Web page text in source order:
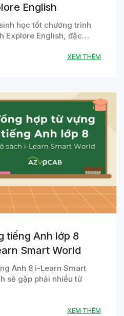
English
học tốt chương trình
Explore English, đặc…
XEM THÊM
tiếng Anh lớp 8
Smart World
Anh 8 i-Learn Smart
sẽ gặp phải nhiều từ
XEM THÊM